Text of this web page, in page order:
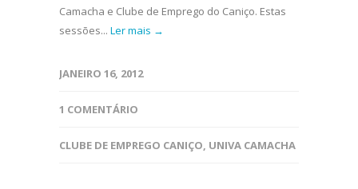
Camacha e Clube de Emprego do Caniço. Estas
sessões... Ler mais →
JANEIRO 16, 2012
1 COMENTÁRIO
CLUBE DE EMPREGO CANIÇO, UNIVA CAMACHA